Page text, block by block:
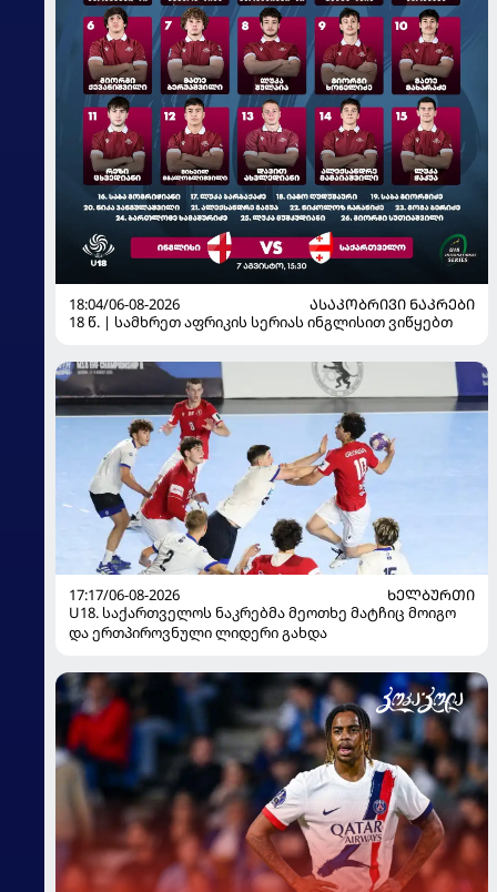
18:04/06-08-2026
ᲐᲡᲐᲙᲝᲑᲠᲘᲕᲘ ᲜᲐᲙᲠᲔᲑᲘ
18 წ. | სამხრეთ აფრიკის სერიას ინგლისით ვიწყებთ
17:17/06-08-2026
ᲮᲔᲚᲑᲣᲠᲗᲘ
U18. საქართველოს ნაკრებმა მეოთხე მატჩიც მოიგო
და ერთპიროვნული ლიდერი გახდა